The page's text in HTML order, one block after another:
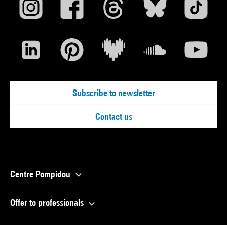
Subscribe to newsletter
Contact us
Centre Pompidou
Offer to professionals